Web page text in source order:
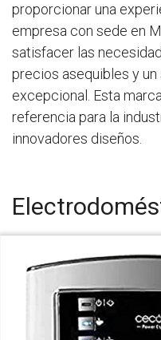
proporcionar una
empresa con sede en
satisfacer las
precios asequibles y
excepcional. Esta
referencia para la
innovadores diseños.